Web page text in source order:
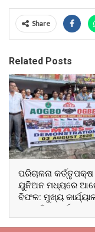
Share
Related Posts
ପରିଚାଳନା
ୟୁନିଅନ ମଧ୍ୟରେ
ବିଫଳ: ମୁଖ୍ୟ
ଆଞ୍ଚଳିକ କାର୍ଯ୍ୟାଳୟ ଓ
ସମସ୍ତ ବ୍ଲକ